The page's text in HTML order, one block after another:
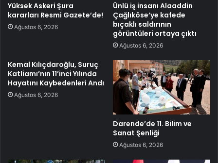
Yüksek Askeri Şura
kararları Resmi Gazete’de!
Ağustos 6, 2026
Ünlü iş insanı Alaaddin
Çağlıköse’ye kafede
bıçaklı saldırının
görüntüleri ortaya çıktı
Ağustos 6, 2026
Kemal Kılıçdaroğlu, Suruç
Katliamı’nın 11’inci Yılında
Hayatını Kaybedenleri Andı
Ağustos 6, 2026
Darende’de 11. Bilim ve
Sanat Şenliği
Ağustos 6, 2026